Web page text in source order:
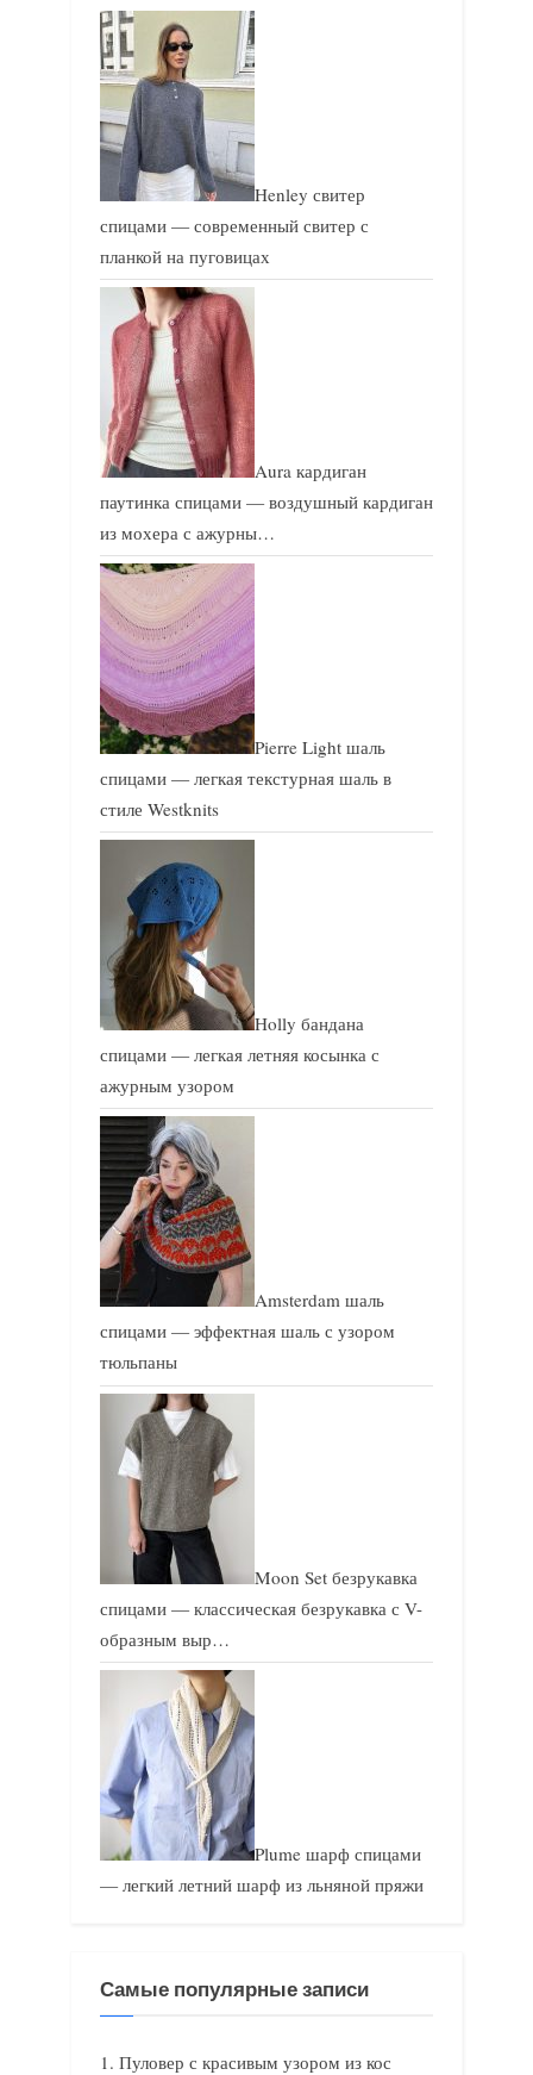
с
:
Henley свитер
спицами — современный свитер с
планкой на пуговицах
Aura кардиган
паутинка спицами — воздушный кардиган
из мохера с ажурны…
Pierre Light шаль
спицами — легкая текстурная шаль в
стиле Westknits
Holly бандана
спицами — легкая летняя косынка с
ажурным узором
Amsterdam шаль
спицами — эффектная шаль с узором
тюльпаны
Moon Set безрукавка
спицами — классическая безрукавка с V-
образным выр…
Plume шарф спицами
— легкий летний шарф из льняной пряжи
Самые популярные записи
Пуловер с красивым узором из кос